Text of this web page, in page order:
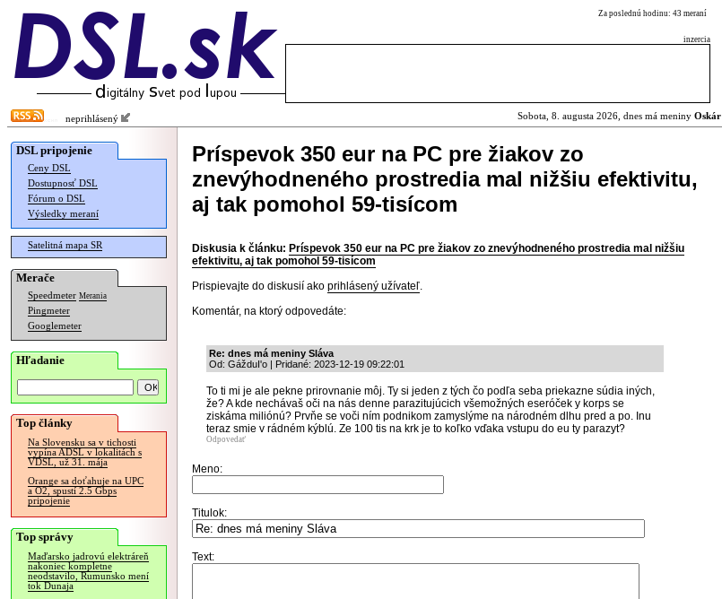
Za poslednú hodinu: 43 meraní
inzercia
neprihlásený Sobota, 8. augusta 2026, dnes má meniny Oskár
DSL pripojenie
Ceny DSL
Dostupnosť DSL
Fórum o DSL
Výsledky meraní
Satelitná mapa SR
Merače
Speedmeter Merania
Pingmeter
Googlemeter
Hľadanie
Top články
Na Slovensku sa v tichosti
vypína ADSL v lokalitách s
VDSL, už 31. mája
Orange sa doťahuje na UPC
a O2, spustí 2.5 Gbps
pripojenie
Top správy
Maďarsko jadrovú elektráreň
nakoniec kompletne
neodstavilo, Rumunsko mení
tok Dunaja
Príspevok 350 eur na PC pre žiakov zo
znevýhodneného prostredia mal nižšiu efektivitu,
aj tak pomohol 59-tisícom
Diskusia k článku: Príspevok 350 eur na PC pre žiakov zo znevýhodneného prostredia mal nižšiu
efektivitu, aj tak pomohol 59-tisícom
Prispievajte do diskusií ako prihlásený užívateľ.
Komentár, na ktorý odpovedáte:
Re: dnes má meniny Sláva
Od: GážduI'o | Pridané: 2023-12-19 09:22:01
To ti mi je ale pekne prirovnanie môj. Ty si jeden z tých čo podľa seba priekazne súdia iných,
že? A kde nechávaš oči na nás denne parazitujúcich všemožných eseróček y korps se
ziskáma miliónú? Prvňe se voči ním podnikom zamyslýme na národném dlhu pred a po. Inu
teraz smie v rádném kýblú. Ze 100 tis na krk je to koľko vďaka vstupu do eu ty parazyt?
Odpovedať
Meno:
Titulok:
Text: